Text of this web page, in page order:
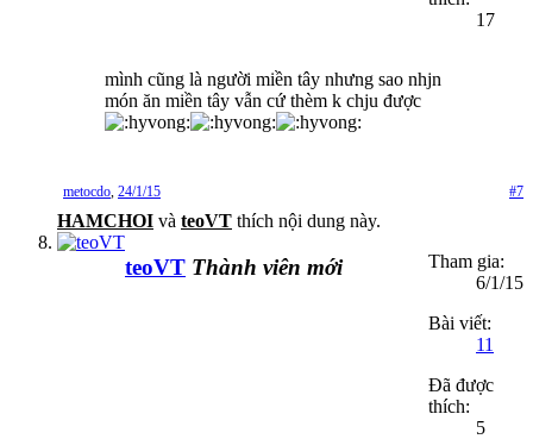
17
mình cũng là người miền tây nhưng sao nhjn
món ăn miền tây vẫn cứ thèm k chju được
#7
metocdo 24/1/15
HAMCHOI và teoVT thích nội dung này.
teoVT Thành viên mới
Tham gia:
6/1/15
Bài viết:
11
Đã được
thích:
5